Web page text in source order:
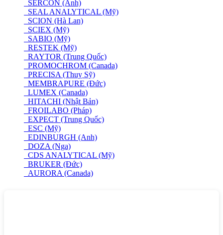
SERCON (Anh)
SEAL ANALYTICAL (Mỹ)
SCION (Hà Lan)
SCIEX (Mỹ)
SABIO (Mỹ)
RESTEK (Mỹ)
RAYTOR (Trung Quốc)
PROMOCHROM (Canada)
PRECISA (Thuỵ Sỹ)
MEMBRAPURE (Đức)
LUMEX (Canada)
HITACHI (Nhật Bản)
FROILABO (Pháp)
EXPECT (Trung Quốc)
ESC (Mỹ)
EDINBURGH (Anh)
DOZA (Nga)
CDS ANALYTICAL (Mỹ)
BRUKER (Đức)
AURORA (Canada)